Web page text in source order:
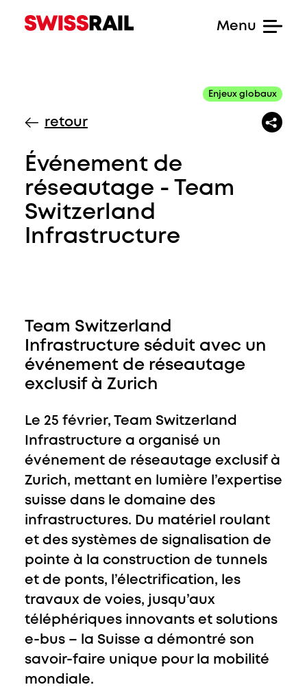
Enjeux globaux
retour
Événement de
réseautage - Team
Switzerland
Infrastructure
Team Switzerland
Infrastructure séduit avec un
événement de réseautage
exclusif à Zurich
Le 25 février, Team Switzerland
Infrastructure a organisé un
événement de réseautage exclusif à
Zurich, mettant en lumière l’expertise
suisse dans le domaine des
infrastructures. Du matériel roulant
et des systèmes de signalisation de
pointe à la construction de tunnels
et de ponts, l’électrification, les
travaux de voies, jusqu’aux
téléphériques innovants et solutions
e-bus – la Suisse a démontré son
savoir-faire unique pour la mobilité
mondiale.